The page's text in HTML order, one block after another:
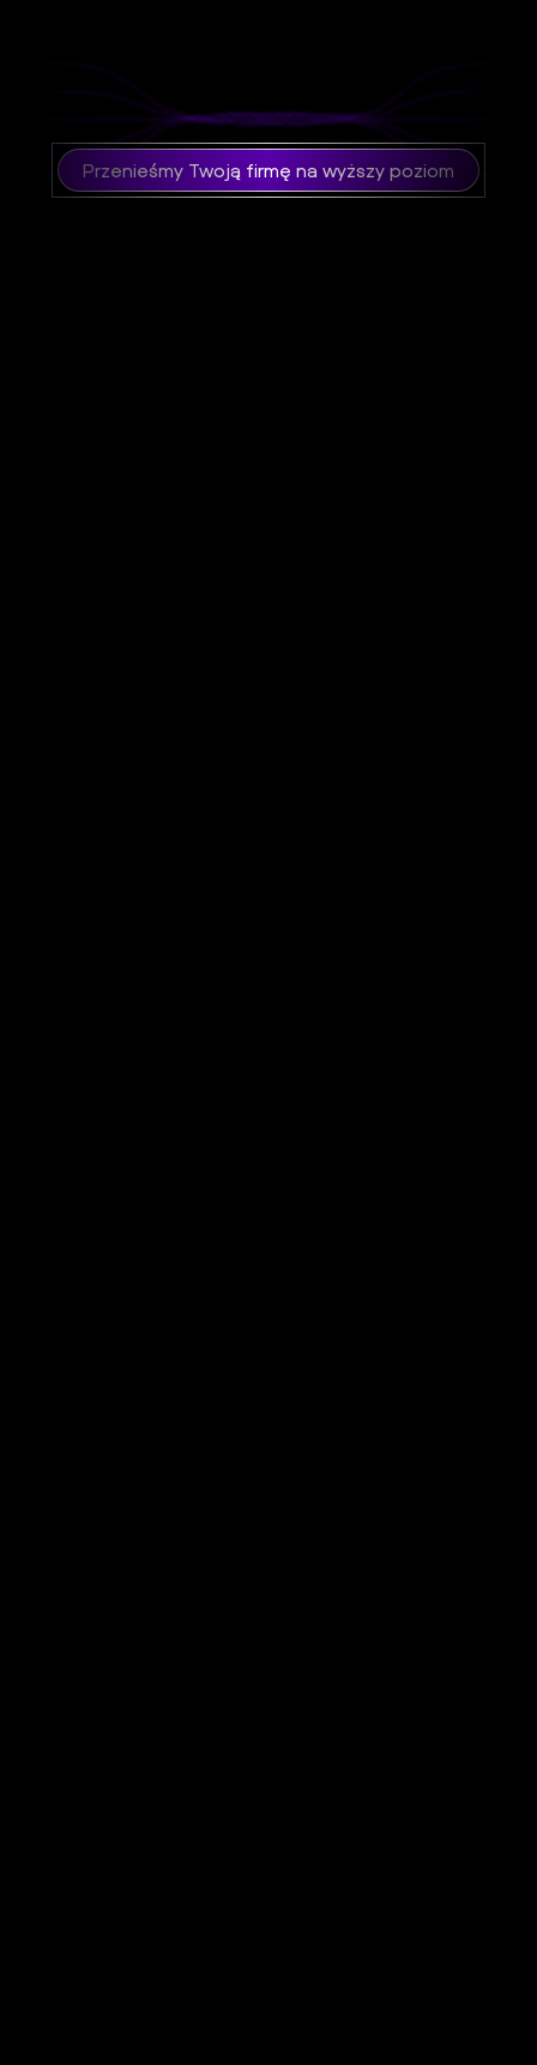
Przenieśmy Twoją firmę na wyższy poziom